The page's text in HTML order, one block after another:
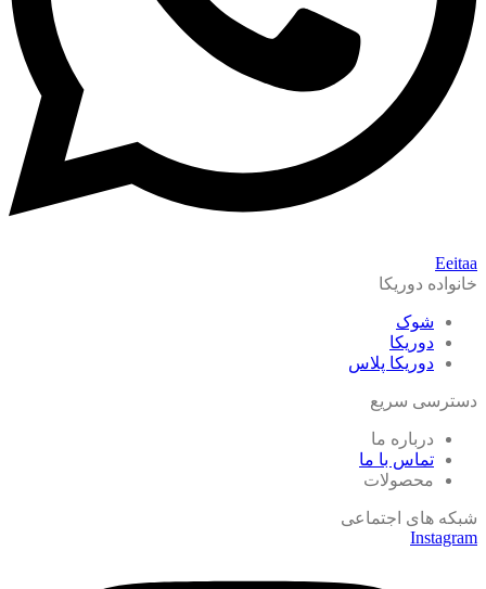
Eeitaa
خانواده دوریکا
شوک
دوریکا
دوریکا پلاس
دسترسی سریع
درباره ما
تماس با ما
محصولات
شبکه های اجتماعی
Instagram